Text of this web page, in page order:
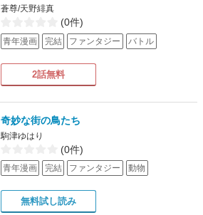
蒼尊/天野緋真
(0件)
青年漫画 完結 ファンタジー バトル
2話無料
奇妙な街の鳥たち
駒津ゆはり
(0件)
青年漫画 完結 ファンタジー 動物
無料試し読み